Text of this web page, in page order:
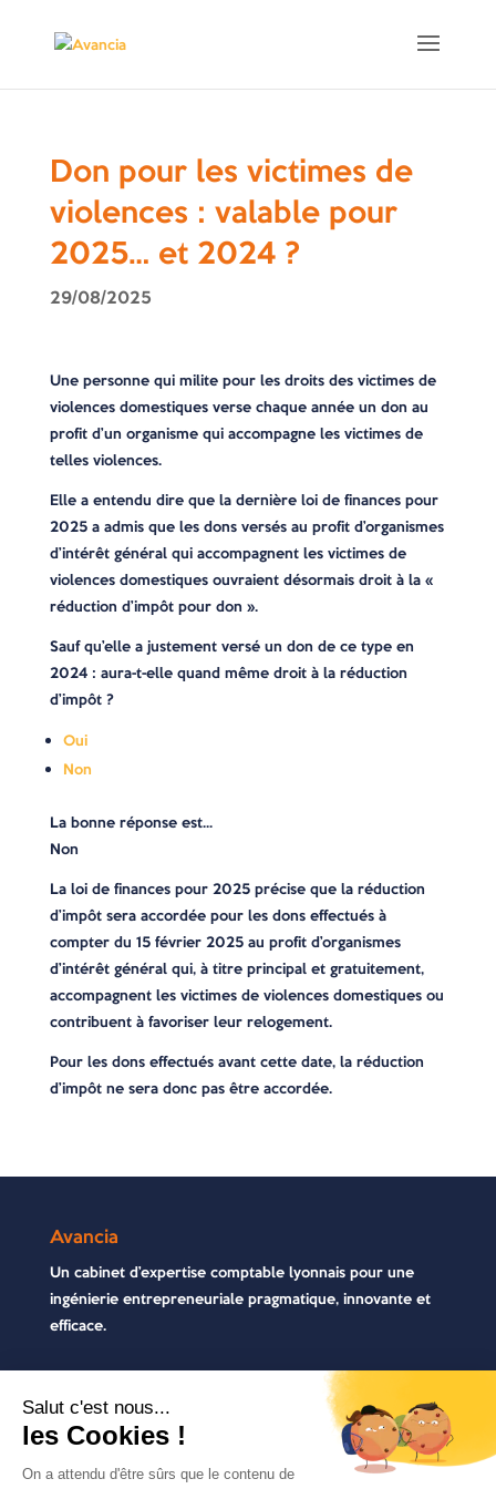
Don pour les victimes de
violences : valable pour
2025… et 2024 ?
29/08/2025
Une personne qui milite pour les droits des victimes de
violences domestiques verse chaque année un don au
profit d’un organisme qui accompagne les victimes de
telles violences.
Elle a entendu dire que la dernière loi de finances pour
2025 a admis que les dons versés au profit d’organismes
d’intérêt général qui accompagnent les victimes de
violences domestiques ouvraient désormais droit à la «
réduction d’impôt pour don ».
Sauf qu’elle a justement versé un don de ce type en
2024 : aura-t-elle quand même droit à la réduction
d’impôt ?
Oui
Non
La bonne réponse est…
Non
La loi de finances pour 2025 précise que la réduction
d’impôt sera accordée pour les dons effectués à
compter du 15 février 2025 au profit d’organismes
d’intérêt général qui, à titre principal et gratuitement,
accompagnent les victimes de violences domestiques ou
contribuent à favoriser leur relogement.
Pour les dons effectués avant cette date, la réduction
d’impôt ne sera donc pas être accordée.
Avancia
Un cabinet d’expertise comptable lyonnais pour une
ingénierie entrepreneuriale pragmatique, innovante et
efficace.
Contactez-nous
04 72 71 54 72
30, rue Pré Gaudry, 69007 Lyon